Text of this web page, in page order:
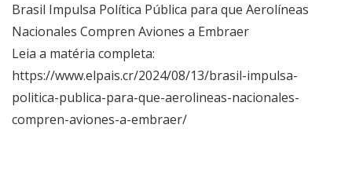
Brasil Impulsa Política Pública para que Aerolíneas
Nacionales Compren Aviones a Embraer
Leia a matéria completa:
https://www.elpais.cr/2024/08/13/brasil-impulsa-
politica-publica-para-que-aerolineas-nacionales-
compren-aviones-a-embraer/